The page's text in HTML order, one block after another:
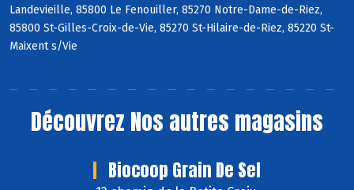
Landevieille, 85800 Le Fenouiller, 85270 Notre-Dame-de-Riez,
85800 St-Gilles-Croix-de-Vie, 85270 St-Hilaire-de-Riez, 85220 St-
Maixent s/Vie
Découvrez Nos autres magasins
Biocoop Grain De Sel